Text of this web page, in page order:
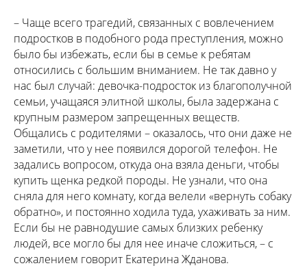
– Чаще всего трагедий, связанных с вовлечением
подростков в подобного рода преступления, можно
было бы избежать, если бы в семье к ребятам
относились с большим вниманием. Не так давно у
нас был случай: девочка-подросток из благополучной
семьи, учащаяся элитной школы, была задержана с
крупным размером запрещенных веществ.
Общались с родителями – оказалось, что они даже не
заметили, что у нее появился дорогой телефон. Не
задались вопросом, откуда она взяла деньги, чтобы
купить щенка редкой породы. Не узнали, что она
сняла для него комнату, когда велели «вернуть собаку
обратно», и постоянно ходила туда, ухаживать за ним.
Если бы не равнодушие самых близких ребенку
людей, все могло бы для нее иначе сложиться, – с
сожалением говорит Екатерина Жданова.